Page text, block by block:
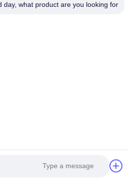
Good day, what product are you looking